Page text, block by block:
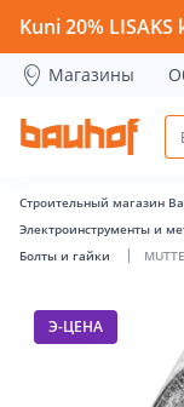
MUTTER M10 ZN
Kuni 20% LISAKS
Магазины
Строительный магазин
Электроинструменты и
Болты и гайки
Э-ЦЕНА